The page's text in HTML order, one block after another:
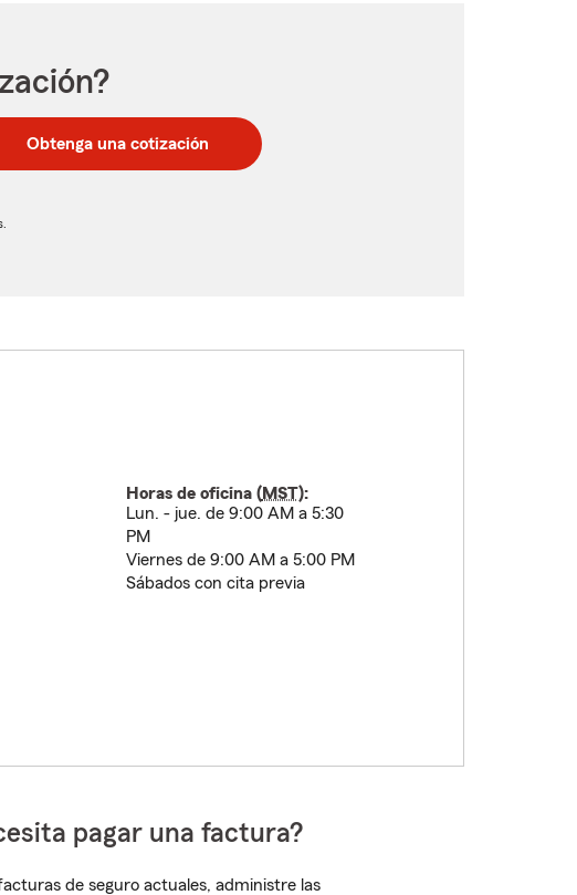
Obtenga una cotización
Horas de oficina (MST):
Lun. - jue. de 9:00 AM a 5:30
PM
Viernes de 9:00 AM a 5:00 PM
Sábados con cita previa
pagar una factura?
de seguro actuales, administre las